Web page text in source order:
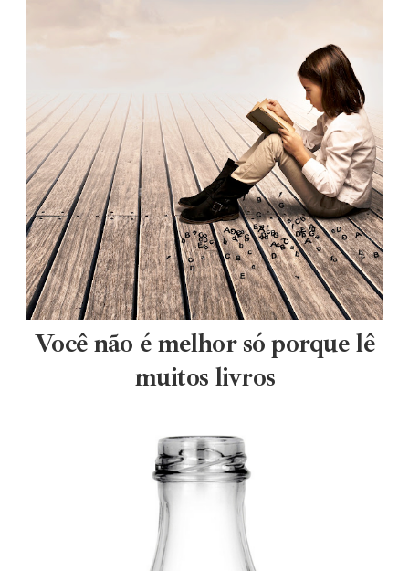
Você não é melhor só porque lê
muitos livros